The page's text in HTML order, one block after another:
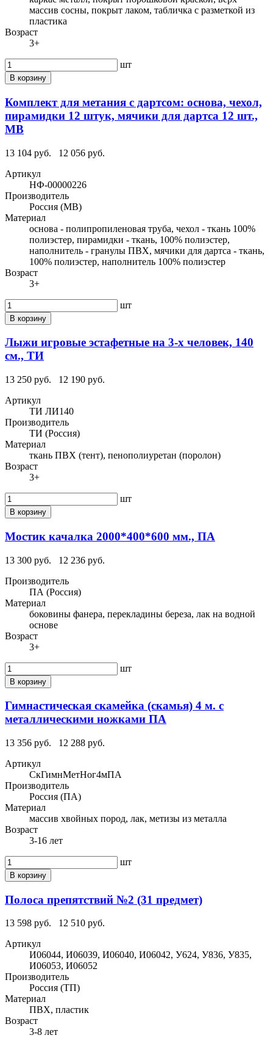
массив сосны, покрыт лаком, табличка с разметкой из
пластика
Возраст
3+
шт
В корзину
Комплект для метания с дартсом: основа, чехол,
пирамидки 12 штук, мячики для дартса 12 шт.,
МВ
13 104 руб.
12 056 руб.
Артикул
НФ-00000226
Производитель
Россия (МВ)
Материал
основа - полипропиленовая труба, чехол - ткань 100%
полиэстер, пирамидки - ткань, 100% полиэстер,
наполнитель - гранулы ПВХ, мячики для дартса - ткань,
100% полиэстер, наполнитель 100% полиэстер
Возраст
3+
шт
В корзину
Лыжи игровые эстафетные на 3-х человек, 140
см., ТИ
13 250 руб.
12 190 руб.
Артикул
ТИ ЛИ140
Производитель
ТИ (Россия)
Материал
ткань ПВХ (тент), пенополиуретан (поролон)
Возраст
3+
шт
В корзину
Мостик качалка 2000*400*600 мм., ПА
13 300 руб.
12 236 руб.
Производитель
ПА (Россия)
Материал
боковины фанера, перекладины береза, лак на водной
основе
Возраст
3+
шт
В корзину
Гимнастическая скамейка (скамья) 4 м. с
металлическими ножками ПА
13 356 руб.
12 288 руб.
Артикул
СкГимнМетНог4мПА
Производитель
Россия (ПА)
Материал
массив хвойных пород, лак, метизы из металла
Возраст
3-16 лет
шт
В корзину
Полоса препятствий №2 (31 предмет)
13 598 руб.
12 510 руб.
Артикул
И06044, И06039, И06040, И06042, У624, У836, У835,
И06053, И06052
Производитель
Россия (ТП)
Материал
ПВХ, пластик
Возраст
3-8 лет